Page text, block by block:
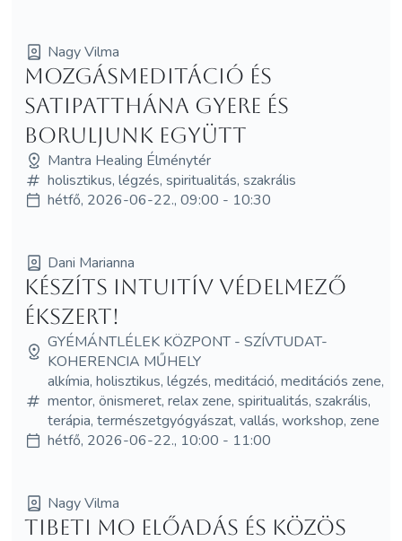
Nagy Vilma
Mozgásmeditáció és
Satipatthána Gyere és
boruljunk együtt
Mantra Healing Élménytér
holisztikus, légzés, spiritualitás, szakrális
hétfő, 2026-06-22., 09:00 - 10:30
Dani Marianna
Készíts intuitív védelmező
ékszert!
GYÉMÁNTLÉLEK KÖZPONT - SZÍVTUDAT-
KOHERENCIA MŰHELY
alkímia, holisztikus, légzés, meditáció, meditációs zene,
mentor, önismeret, relax zene, spiritualitás, szakrális,
terápia, természetgyógyászat, vallás, workshop, zene
hétfő, 2026-06-22., 10:00 - 11:00
Nagy Vilma
Tibeti MO előadás és közös